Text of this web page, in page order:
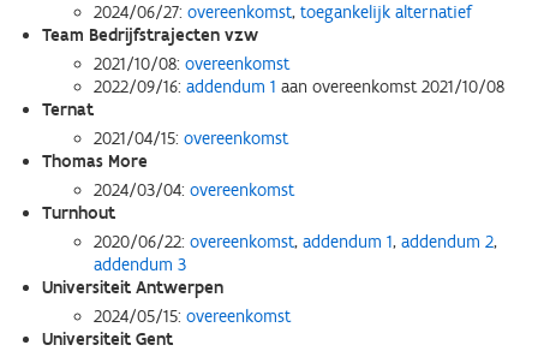
2024/06/27: overeenkomst, toegankelijk alternatief
Team Bedrijfstrajecten vzw
2021/10/08: overeenkomst
2022/09/16: addendum 1 aan overeenkomst 2021/10/08
Ternat
2021/04/15: overeenkomst
Thomas More
2024/03/04: overeenkomst
Turnhout
2020/06/22: overeenkomst, addendum 1,addendum 2,
addendum 3
Universiteit Antwerpen
2024/05/15: overeenkomst
Universiteit Gent